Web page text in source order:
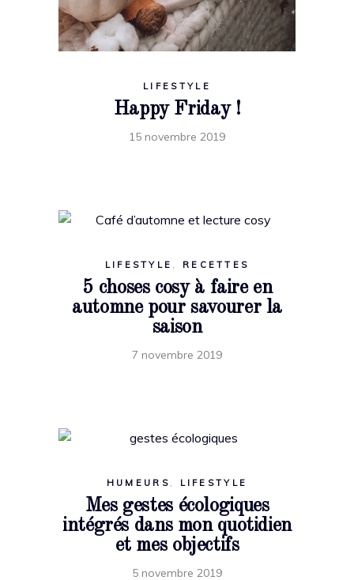
LIFESTYLE
Happy Friday !
15 novembre 2019
LIFESTYLE , RECETTES
5 choses cosy à faire en
automne pour savourer la
saison
7 novembre 2019
HUMEURS , LIFESTYLE
Mes gestes écologiques
intégrés dans mon quotidien
et mes objectifs
5 novembre 2019